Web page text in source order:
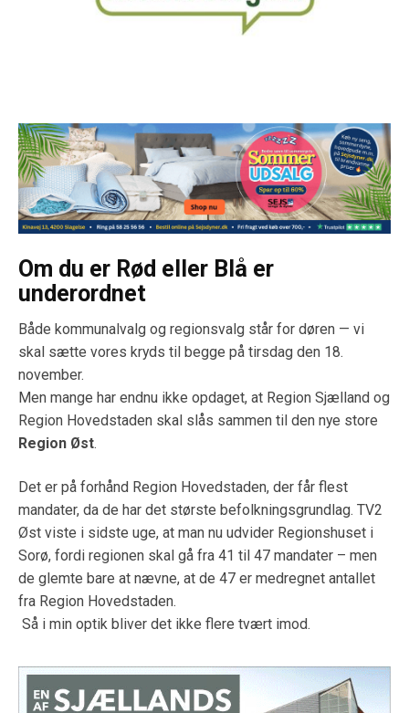
Om du er Rød eller Blå er
underordnet
Både kommunalvalg og regionsvalg står for døren — vi
skal sætte vores kryds til begge på tirsdag den 18.
november.
Men mange har endnu ikke opdaget, at Region Sjælland og
Region Hovedstaden skal slås sammen til den nye store
Region Øst.
Det er på forhånd Region Hovedstaden, der får flest
mandater, da de har det største befolkningsgrundlag. TV2
Øst viste i sidste uge, at man nu udvider Regionshuset i
Sorø, fordi regionen skal gå fra 41 til 47 mandater – men
de glemte bare at nævne, at de 47 er medregnet antallet
fra Region Hovedstaden.
Så i min optik bliver det ikke flere tvært imod.